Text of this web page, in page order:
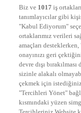
STAR
EURO
KRAL
DYG Radyolar
NTV
KRAL FM
KRAL
EKSEN
VOYAGE
DYG Dijital
ntv.com.tr
ntvspor.net
Biz ve 1017 iş
tanımlayıcılar gibi
"Kabul Ediyorum"
ortaklarımız verileri
amaçları
onayınızı geri
devre dışı
sizinle alakalı
çekmek için istediğiniz
"Tercihleri Yönet"
kısmındaki yüzen